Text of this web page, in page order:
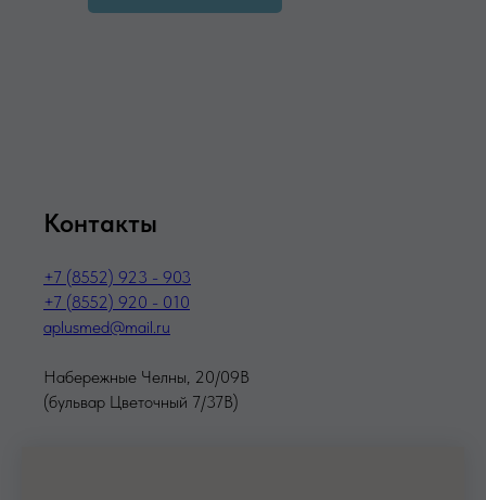
Контакты
+7 (8552) 923 - 903
+7 (8552) 920 - 010
aplusmed@mail.ru
Набережные Челны, 20/09В
(бульвар Цветочный 7/37В)